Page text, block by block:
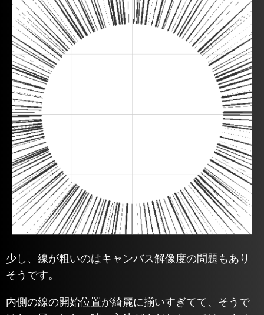
少し、線が粗いのはキャンバス解像度の問題もあり
そうです。
内側の線の開始位置が綺麗に揃いすぎてて、そうで